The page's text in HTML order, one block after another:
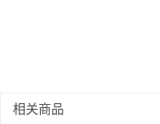
相关商品